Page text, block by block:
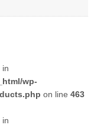
in
wp-
on line 463
in